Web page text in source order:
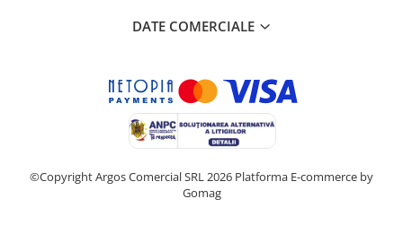
DATE COMERCIALE
©Copyright Argos Comercial SRL 2026 Platforma E-commerce by
Gomag